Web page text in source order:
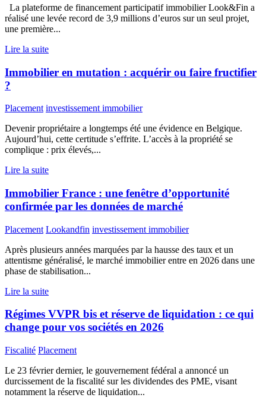
La plateforme de financement participatif immobilier Look&Fin a
réalisé une levée record de 3,9 millions d’euros sur un seul projet,
une première...
Lire la suite
Immobilier en mutation : acquérir ou faire fructifier
?
Placement investissement immobilier
Devenir propriétaire a longtemps été une évidence en Belgique.
Aujourd’hui, cette certitude s’effrite. L’accès à la propriété se
complique : prix élevés,...
Lire la suite
Immobilier France : une fenêtre d’opportunité
confirmée par les données de marché
Placement Lookandfin investissement immobilier
Après plusieurs années marquées par la hausse des taux et un
attentisme généralisé, le marché immobilier entre en 2026 dans une
phase de stabilisation...
Lire la suite
Régimes VVPR bis et réserve de liquidation : ce qui
change pour vos sociétés en 2026
Fiscalité Placement
Le 23 février dernier, le gouvernement fédéral a annoncé un
durcissement de la fiscalité sur les dividendes des PME, visant
notamment la réserve de liquidation...